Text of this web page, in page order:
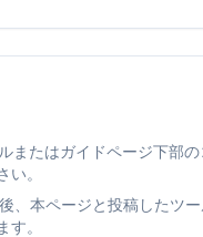
またはガイドページ下部
い。
、本ページと投稿したツ
す。